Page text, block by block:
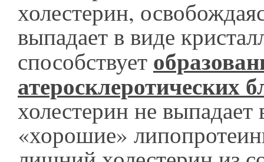
холестерин,
выпадает в виде
способствуето
атеросклеротических
холестерин не
«хорошие»